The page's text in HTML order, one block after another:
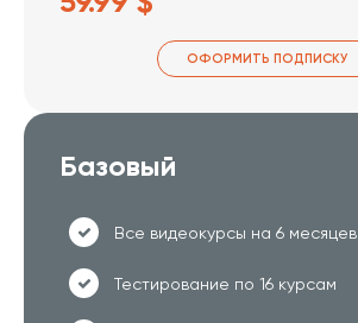
ОФОРМИТЬ ПОДПИСКУ
Базовый
Все видеокурсы на 6 месяцев
Тестирование по 16 курсам